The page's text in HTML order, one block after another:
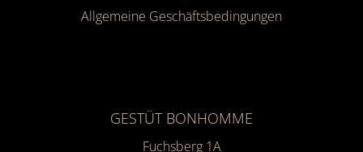
Allgemeine Geschäfts­bedingungen
GESTÜT BONHOMME
Fuchsberg 1A